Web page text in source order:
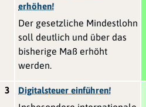
erhöhen!
Der gesetzliche Mindestlohn
soll deutlich und über das
bisherige Maß erhöht
werden.
3 Digitalsteuer einführen!